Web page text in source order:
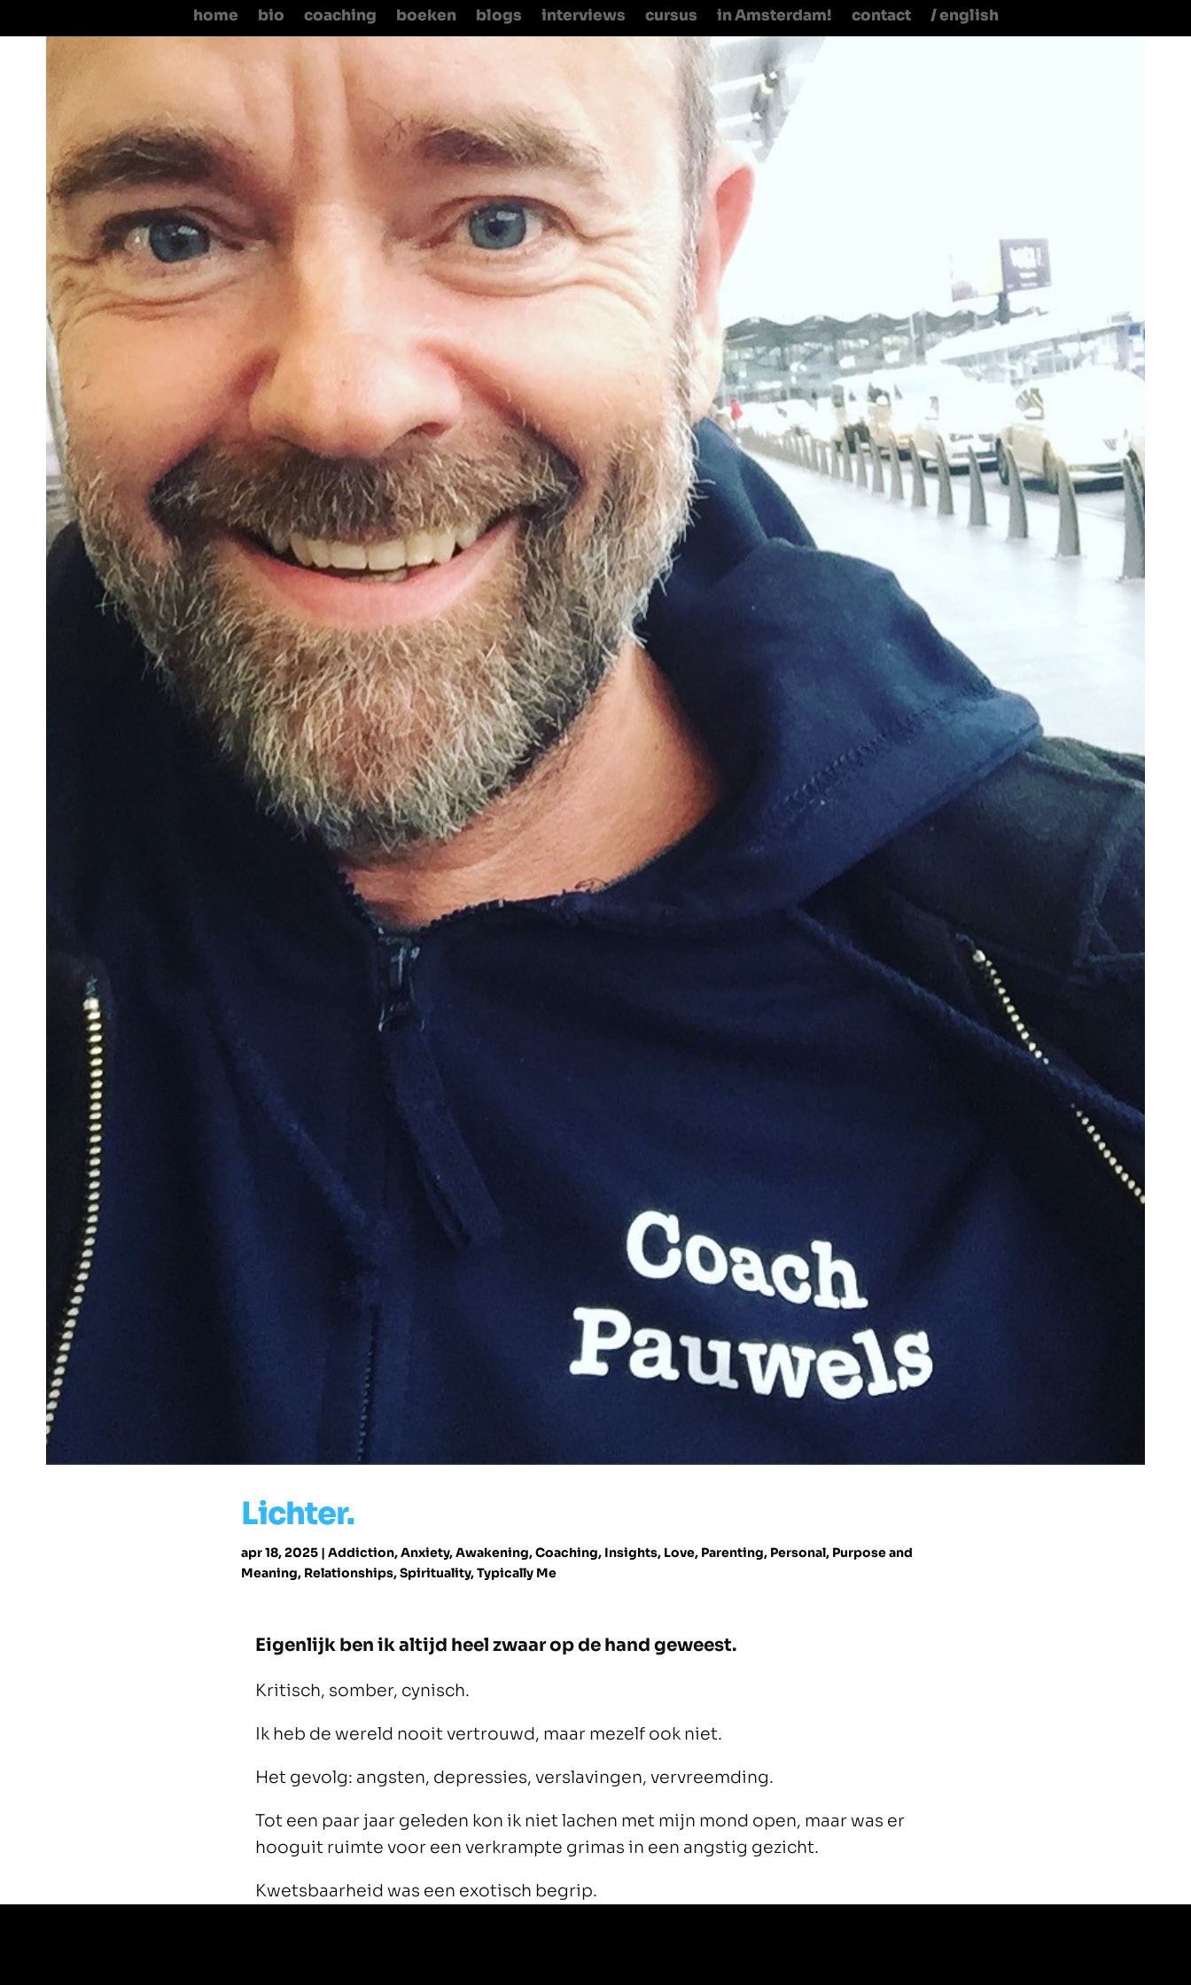
home bio coaching boeken blogs interviews cursus in Amsterdam! contact / english
Lichter.
apr 18, 2025 | Addiction,Anxiety,Awakening,Coaching, Insights, Love, Parenting, Personal, Purpose and
Meaning, Relationships,Spirituality,Typically Me
Eigenlijk ben ik altijd heel zwaar op de hand geweest.
Kritisch, somber, cynisch.
Ik heb de wereld nooit vertrouwd, maar mezelf ook niet.
Het gevolg: angsten, depressies, verslavingen, vervreemding.
Tot een paar jaar geleden kon ik niet lachen met mijn mond open, maar was er
hooguit ruimte voor een verkrampte grimas in een angstig gezicht.
Kwetsbaarheid was een exotisch begrip.